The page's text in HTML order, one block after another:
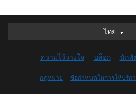
ไทย
ไทย
English (UK)
English (US)
ความไว้วางใจ บล็อก นักพั
กฎหมาย ข้อกำหนดในการให้บริก